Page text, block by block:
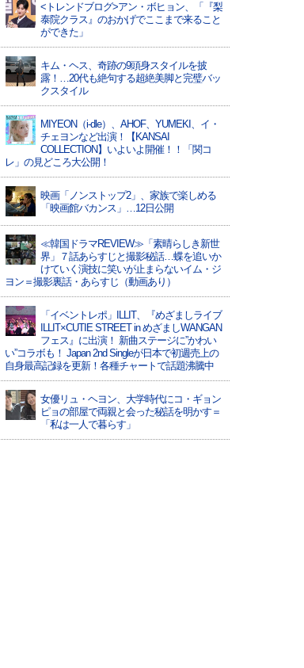
<トレンドブログ>アン・ボヒョン、「『梨
泰院クラス』のおかげでここまで来ること
ができた」
キム・ヘス、奇跡の9頭身スタイルを披
露！…20代も絶句する超絶美脚と完璧バッ
クスタイル
MIYEON（i-dle）、​AHOF​、YUMEKI、イ・
チェヨンなど出演！【KANSAI
COLLECTION】いよいよ開催！！「関コ
レ」の見どころ大公開！
映画「ノンストップ2」、家族で楽しめる
「映画館バカンス」…12日公開
≪韓国ドラマREVIEW≫「素晴らしき新世
界」７話あらすじと撮影秘話…蝶を追いか
けていく演技に笑いが止まらないイム・ジ
ヨン＝撮影裏話・あらすじ（動画あり）
「イベントレポ」ILLIT、『めざましライブ
ILLIT×CUTIE STREET in めざましWANGAN
フェス』に出演！ 新曲ステージに”かわい
い”コラボも！ Japan 2nd Singleが日本で初週売上の
自身最高記録を更新！各種チャートで話題沸騰中
女優リュ・ヘヨン、大学時代にコ・ギョン
ピョの部屋で両親と会った秘話を明かす＝
「私は一人で暮らす」